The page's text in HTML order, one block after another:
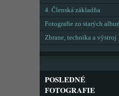
4. Členská základňa
Fotografie zo starých
Zbrane, technika a výstroj
POSLEDNÉ
FOTOGRAFIE